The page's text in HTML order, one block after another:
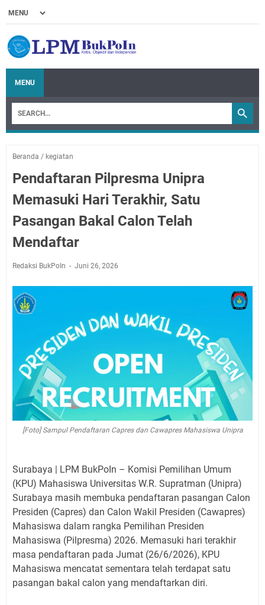
MENU
Beranda / kegiatan
Pendaftaran Pilpresma Unipra
Memasuki Hari Terakhir, Satu
Pasangan Bakal Calon Telah
Mendaftar
Redaksi BukPoIn Juni 26, 2026
[Foto] Sampul Pendaftaran Capres dan Cawapres Mahasiswa Unipra
Surabaya | LPM BukPoIn – Komisi Pemilihan Umum
(KPU) Mahasiswa Universitas W.R. Supratman (Unipra)
Surabaya masih membuka pendaftaran pasangan Calon
Presiden (Capres) dan Calon Wakil Presiden (Cawapres)
Mahasiswa dalam rangka Pemilihan Presiden
Mahasiswa (Pilpresma) 2026. Memasuki hari terakhir
masa pendaftaran pada Jumat (26/6/2026), KPU
Mahasiswa mencatat sementara telah terdapat satu
pasangan bakal calon yang mendaftarkan diri.